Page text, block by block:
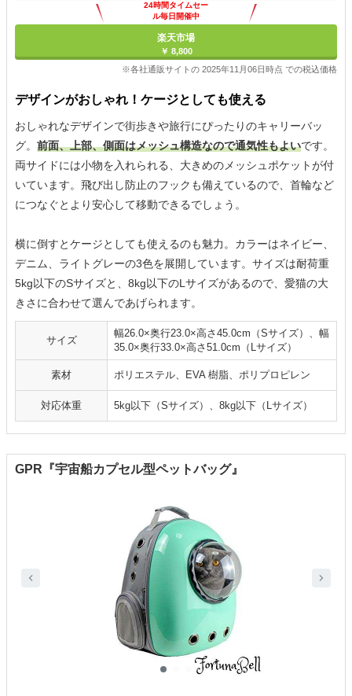
24時間タイムセー
ル毎日開催中
楽天市場
￥ 8,800
※各社通販サイトの 2025年11月06日時点 での税込価格
デザインがおしゃれ！ケージとしても使える
おしゃれなデザインで街歩きや旅行にぴったりのキャリーバッ
グ。 前面、上部、側面はメッシュ構造なので通気性もよいです。
両サイドには小物を入れられる、大きめのメッシュポケットが付
いています。飛び出し防止のフックも備えているので、首輪など
につなぐとより安心して移動できるでしょう。
横に倒すとケージとしても使えるのも魅力。カラーはネイビー、
デニム、ライトグレーの3色を展開しています。サイズは耐荷重
5kg以下のSサイズと、8kg以下のLサイズがあるので、愛猫の大
きさに合わせて選んであげられます。
サイズ
幅26.0×奥行23.0×高さ45.0cm（Sサイズ）、幅
35.0×奥行33.0×高さ51.0cm（Lサイズ）
素材 ポリエステル、EVA 樹脂、ポリプロピレン
対応体重 5kg以下（Sサイズ）、8kg以下（Lサイズ）
GPR『宇宙船カプセル型ペットバッグ』